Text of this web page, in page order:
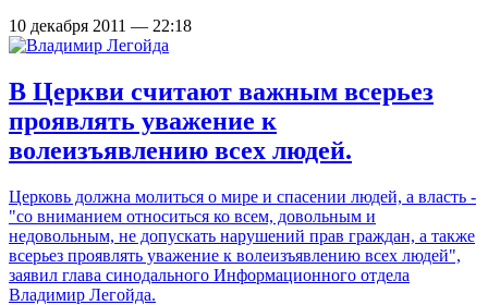
10 декабря 2011 — 22:18
В Церкви считают важным всерьез
проявлять уважение к
волеизъявлению всех людей.
Церковь должна молиться о мире и спасении людей, а власть -
"со вниманием относиться ко всем, довольным и
недовольным, не допускать нарушений прав граждан, а также
всерьез проявлять уважение к волеизъявлению всех людей",
заявил глава синодального Информационного отдела
Владимир Легойда.